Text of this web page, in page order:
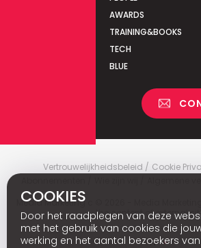
AWARDS
TRAINING&BOOKS
TECH
BLUE
Vertrouwelijkheidsbeleid Cookie
Media Marketing
the content of external
Fr
COOKIES
Door het raadplegen van deze
met het gebruik van cookies die
werking en het aantal bezoekers